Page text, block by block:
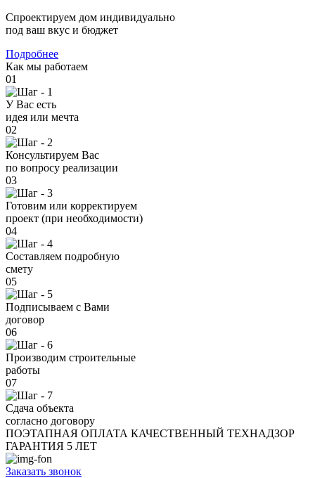
Спроектируем дом индивидуально
под ваш вкус и бюджет
Подробнее
Как мы работаем
01
У Вас есть
идея или мечта
02
Консультируем Вас
по вопросу реализации
03
Готовим или корректируем
проект (при необходимости)
04
Составляем подробную
смету
05
Подписываем с Вами
договор
06
Производим строительные
работы
07
Сдача объекта
согласно договору
ПОЭТАПНАЯ ОПЛАТА КАЧЕСТВЕННЫЙ ТЕХНАДЗОР
ГАРАНТИЯ 5 ЛЕТ
Заказать звонок